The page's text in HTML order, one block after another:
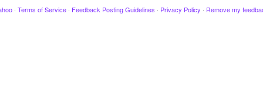
· Terms of Service · Feedback Posting Guidelines · Privacy Policy · Remove my